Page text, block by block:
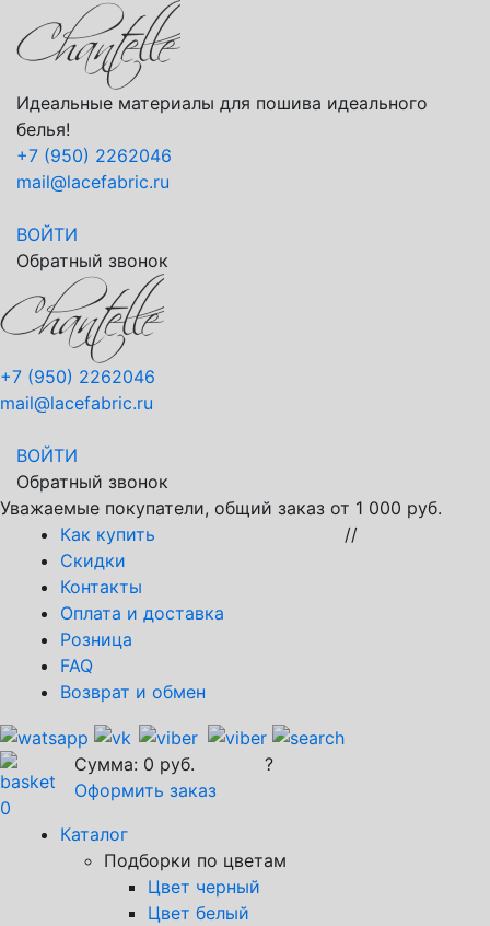
Идеальные материалы для пошива идеального
белья!
+7 (950) 2262046
mail@lacefabric.ru
ВОЙТИ
Обратный звонок
+7 (950) 2262046
mail@lacefabric.ru
ВОЙТИ
Обратный звонок
Уважаемые покупатели, общий заказ от 1 000 руб.
Как купить
Скидки
Контакты
Оплата и доставка
Розница
FAQ
Возврат и обмен
//
0
Сумма: 0 руб.
Оформить заказ
?
Каталог
Подборки по цветам
Цвет черный
Цвет белый